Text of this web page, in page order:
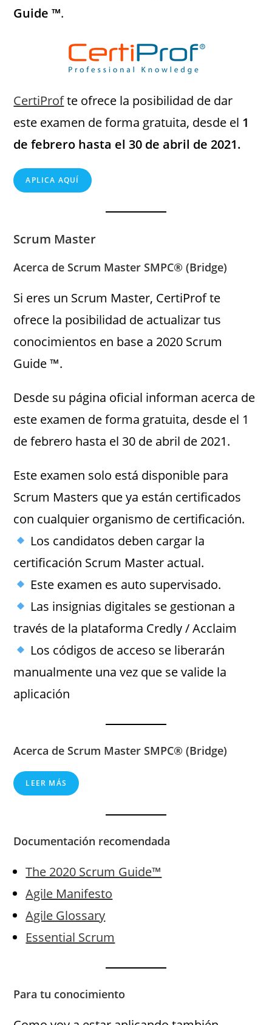
Guide ™.
CertiProfte ofrece la posibilidad de dar
este examen de forma gratuita, desde el 1
de febrero hasta el 30 de abril de 2021.
APLICA AQUÍ
Scrum Master
Acerca de Scrum Master SMPC® (Bridge)
Si eres un Scrum Master, CertiProf te
ofrece la posibilidad de actualizar tus
conocimientos en base a 2020 Scrum
Guide ™.
Desde su página oficial informan acerca de
este examen de forma gratuita, desde el 1
de febrero hasta el 30 de abril de 2021.
Este examen solo está disponible para
Scrum Masters que ya están certificados
con cualquier organismo de certificación.
Los candidatos deben cargar la
certificación Scrum Master actual.
Este examen es auto supervisado.
Las insignias digitales se gestionan a
través de la plataforma Credly / Acclaim
Los códigos de acceso se liberarán
manualmente una vez que se valide la
aplicación
Acerca de Scrum Master SMPC® (Bridge)
LEER MÁS
Documentación recomendada
The 2020 Scrum Guide™
Agile Manifesto
Agile Glossary
Essential Scrum
Para tu conocimiento